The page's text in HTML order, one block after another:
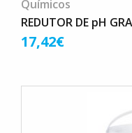
Químicos
REDUTOR DE pH
17,42€